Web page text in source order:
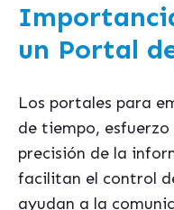
un Portal
Los portales para
de tiempo,
precisión de la
facilitan el control
ayudan a la